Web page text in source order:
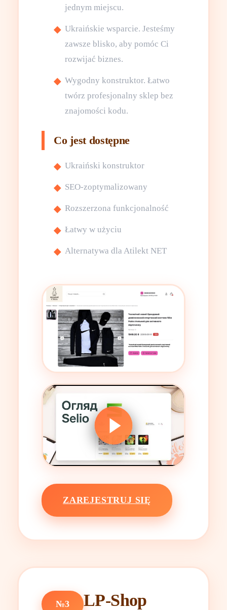
jednym miejscu.
Ukraińskie wsparcie. Jesteśmy
zawsze blisko, aby pomóc Ci
rozwijać biznes.
Wygodny konstruktor. Łatwo
twórz profesjonalny sklep bez
znajomości kodu.
Co jest dostępne
Ukraiński konstruktor
SEO-zoptymalizowany
Rozszerzona funkcjonalność
Łatwy w użyciu
Alternatywa dla Atilekt NET
ZAREJESTRUJ SIĘ
№3 LP-Shop